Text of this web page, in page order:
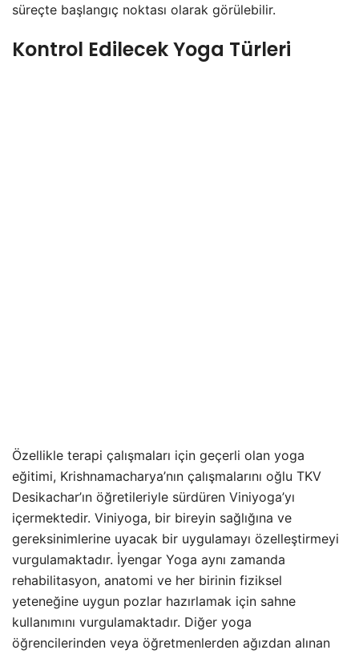
süreçte başlangıç noktası olarak görülebilir.
Kontrol Edilecek Yoga Türleri
Özellikle terapi çalışmaları için geçerli olan yoga
eğitimi, Krishnamacharya’nın çalışmalarını oğlu TKV
Desikachar’ın öğretileriyle sürdüren Viniyoga’yı
içermektedir. Viniyoga, bir bireyin sağlığına ve
gereksinimlerine uyacak bir uygulamayı özelleştirmeyi
vurgulamaktadır. İyengar Yoga aynı zamanda
rehabilitasyon, anatomi ve her birinin fiziksel
yeteneğine uygun pozlar hazırlamak için sahne
kullanımını vurgulamaktadır. Diğer yoga
öğrencilerinden veya öğretmenlerden ağızdan alınan